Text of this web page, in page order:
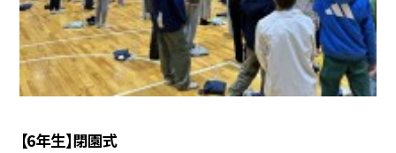
【6年生】閉園式